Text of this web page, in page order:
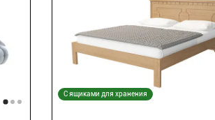
С ящиками для хранения